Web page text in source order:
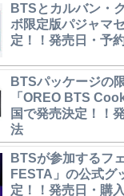
BTSとカルバン・
ボ限定版パジャマ
定！！発売日・予
BTSパッケージの
「OREO BTS
国で発売決定！！
法
BTSが参加するフ
FESTA」の公式グ
定！！発売日・購